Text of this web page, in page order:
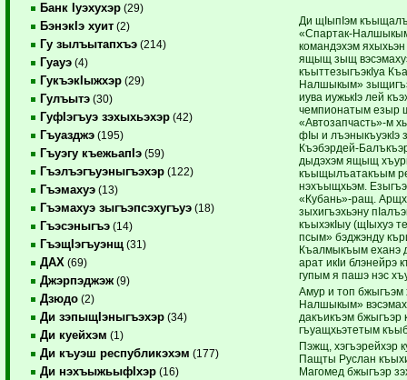
Банк Iуэхухэр (29)
БэнэкIэ хуит (2)
Гу зылъытапхъэ (214)
Гуауэ (4)
ГукъэкIыжхэр (29)
Гулъытэ (30)
ГуфIэгъуэ зэхыхьэхэр (42)
Гъуазджэ (195)
Гъуэгу къежьапIэ (59)
Гъэлъэгъуэныгъэхэр (122)
Гъэмахуэ (13)
Гъэмахуэ зыгъэпсэхугъуэ (18)
Гъэсэныгъэ (14)
ГъэщIэгъуэнщ (31)
ДАХ (69)
Джэрпэджэж (9)
Дзюдо (2)
Ди зэпыщIэныгъэхэр (34)
Ди куейхэм (1)
Ди къуэш республикэхэм (177)
Ди нэхъыжьыфIхэр (16)
Ди щIыпIэм
«Спартак-
командэхэм
ящыщ зыщ
къыттезыгъэкIуа
Налшыкым»
иува иужькIэ лей
чемпионатым езыр
«Автозапчасть»-м
фIы и лъэныкъуэкIэ
Къэбэрдей-
дыдэхэм ящыщ
къыщылъатакъым
нэхъыщхьэм.
«Кубань»-ращ.
зыхигъэ­хьэну
къыхэкIыу (щIыхуэ
псым» бэджэнду
Къалмыкъым еханэ
арат икIи блэнейрэ
гупым я пашэ нэс
Амур и топ бжыгъэм
Налшы­кым»
дакъикъэм бжыгъэр
гъуащхьэтетым
Пэжщ, хэгъэрейхэр
Пащты Руслан
Магомед бжыгъэр